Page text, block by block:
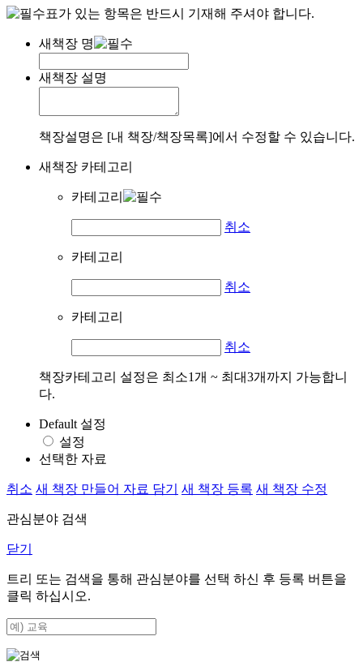
표가 있는 항목은 반드시 기재해 주셔야 합니다.
새책장 명
새책장 설명
책장설명은 [내 책장/책장목록]에서 수정할 수 있습니다.
새책장 카테고리
카테고리
취소
카테고리
취소
카테고리
취소
책장카테고리 설정은 최소1개 ~ 최대3개까지 가능합니
다.
Default 설정
설정
선택한 자료
취소 새 책장 만들어 자료 담기 새 책장 등록 새 책장 수정
관심분야 검색
닫기
트리 또는 검색을 통해 관심분야를 선택 하신 후 등록 버튼을
클릭 하십시오.